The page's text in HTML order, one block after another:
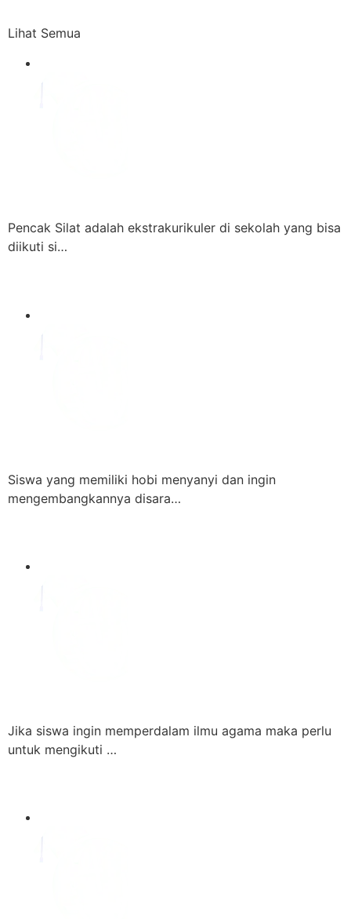
Lihat Semua
Pencak Silat adalah ekstrakurikuler di sekolah yang bisa
diikuti si…
Siswa yang memiliki hobi menyanyi dan ingin
mengembangkannya disara…
Jika siswa ingin memperdalam ilmu agama maka perlu
untuk mengikuti …